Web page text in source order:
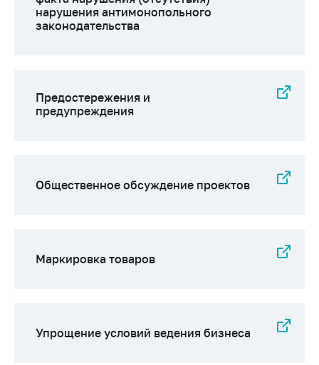
нарушения антимонопольного
законодательства
Предостережения и
предупреждения
Общественное обсуждение проектов
Маркировка товаров
Упрощение условий ведения бизнеса